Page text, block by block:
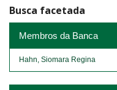
Busca facetada
Membros da Banca
Hahn, Siomara Regina